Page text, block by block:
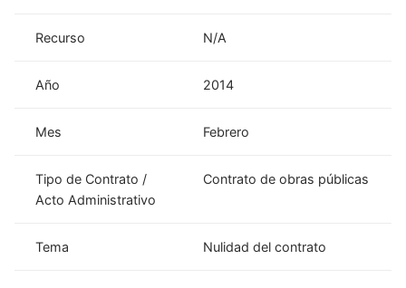
Recurso N/A
Año 2014
Mes Febrero
Tipo de Contrato /
Acto Administrativo
Contrato de obras públicas
Tema Nulidad del contrato